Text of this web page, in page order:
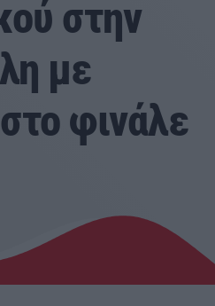
στην
με
φινάλε